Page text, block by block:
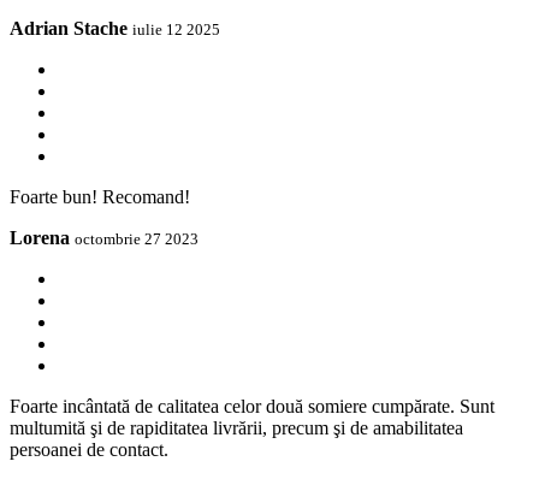
Adrian Stache iulie 12 2025
Foarte bun! Recomand!
Lorena octombrie 27 2023
Foarte incântată de calitatea celor două somiere cumpărate. Sunt
multumită şi de rapiditatea livrării, precum şi de amabilitatea
persoanei de contact.